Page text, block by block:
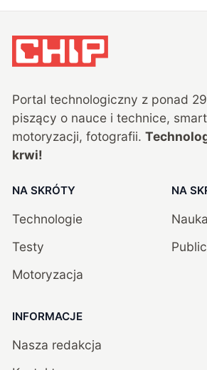
Portal technologiczny z ponad 29
piszący o nauce i technice,
motoryzacji, fotografii.
krwi!
NA SKRÓTY
Technologie
Testy
Motoryzacja
NA
Nauka
INFORMACJE
Nasza redakcja